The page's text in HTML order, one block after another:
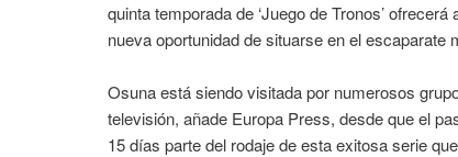
quinta temporada de ‘Juego de Tronos’
nueva oportunidad de situarse en el escaparate
Osuna está siendo visitada por numerosos
televisión, añade Europa Press, desde que el
15 días parte del rodaje de esta exitosa serie